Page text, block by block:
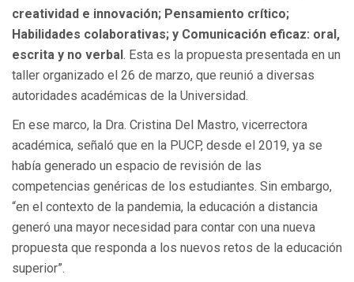
creatividad e innovación; Pensamiento crítico;
Habilidades colaborativas; y Comunicación eficaz: oral,
escrita y no verbal . Esta es la propuesta presentada en un
taller organizado el 26 de marzo, que reunió a diversas
autoridades académicas de la Universidad.
En ese marco, la Dra. Cristina Del Mastro, vicerrectora
académica, señaló que en la PUCP, desde el 2019, ya se
había generado un espacio de revisión de las
competencias genéricas de los estudiantes. Sin embargo,
“en el contexto de la pandemia, la educación a distancia
generó una mayor necesidad para contar con una nueva
propuesta que responda a los nuevos retos de la educación
superior”.